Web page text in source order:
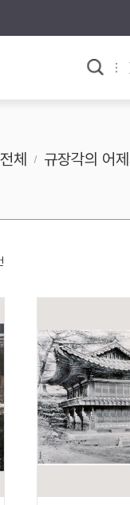
학으로 본
정약용
“정조”와 “정약
색
약용 “정조” 또는 “정
정약용
“정조”가 나온
전체 규장각의 어